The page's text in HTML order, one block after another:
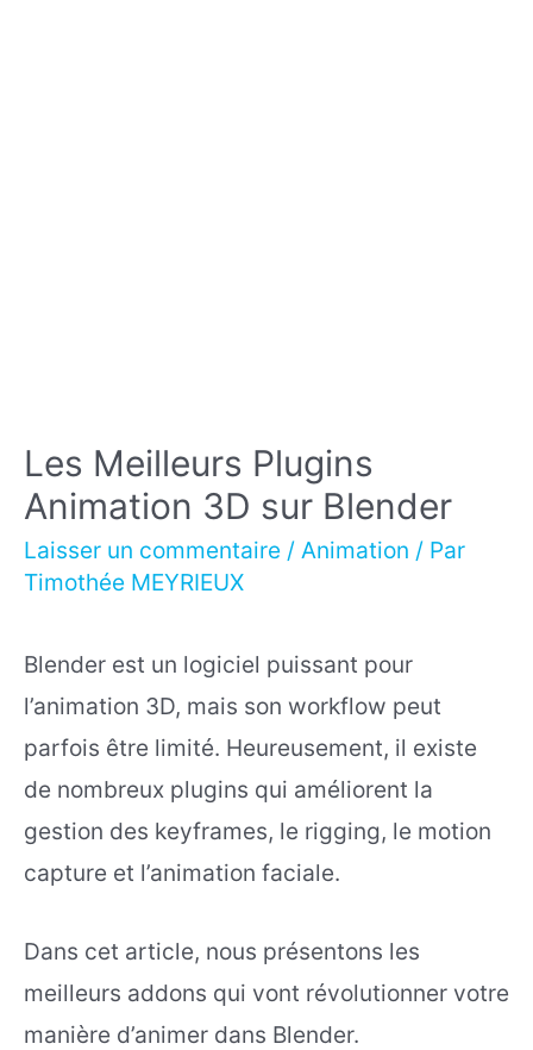
Les Meilleurs Plugins
Animation 3D sur Blender
Laisser un commentaire / Animation / Par
Timothée MEYRIEUX
Blender est un logiciel puissant pour
l’animation 3D, mais son workflow peut
parfois être limité. Heureusement, il existe
de nombreux plugins qui améliorent la
gestion des keyframes, le rigging, le motion
capture et l’animation faciale.
Dans cet article, nous présentons les
meilleurs addons qui vont révolutionner votre
manière d’animer dans Blender.